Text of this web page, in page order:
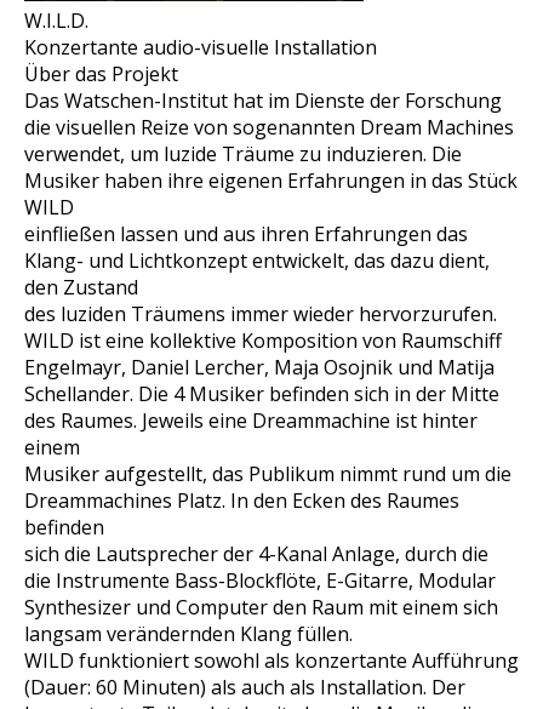
W.I.L.D.
Konzertante audio-visuelle Installation
Über das Projekt
Das Watschen-Institut hat im Dienste der Forschung
die visuellen Reize von sogenannten Dream Machines
verwendet, um luzide Träume zu induzieren. Die
Musiker haben ihre eigenen Erfahrungen in das Stück
WILD
einfließen lassen und aus ihren Erfahrungen das
Klang- und Lichtkonzept entwickelt, das dazu dient,
den Zustand
des luziden Träumens immer wieder hervorzurufen.
WILD ist eine kollektive Komposition von Raumschiff
Engelmayr, Daniel Lercher, Maja Osojnik und Matija
Schellander. Die 4 Musiker befinden sich in der Mitte
des Raumes. Jeweils eine Dreammachine ist hinter
einem
Musiker aufgestellt, das Publikum nimmt rund um die
Dreammachines Platz. In den Ecken des Raumes
befinden
sich die Lautsprecher der 4-Kanal Anlage, durch die
die Instrumente Bass-Blockflöte, E-Gitarre, Modular
Synthesizer und Computer den Raum mit einem sich
langsam verändernden Klang füllen.
WILD funktioniert sowohl als konzertante Aufführung
(Dauer: 60 Minuten) als auch als Installation. Der